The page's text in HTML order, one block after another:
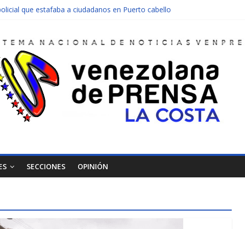
que estafaba a ciudadanos en Puerto cabello
abandonado de Chichiriviche
entre Colombia y Margarita el 27 de junio
SECCIONES OPINIÓN